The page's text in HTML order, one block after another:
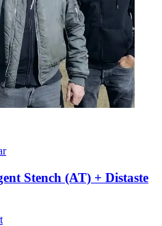
Stench (AT) + Distaste